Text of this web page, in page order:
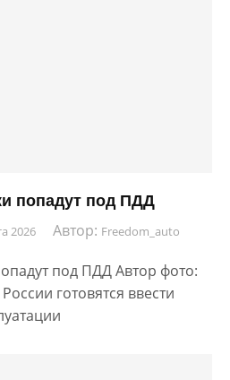
попадут под ПДД
2026 Автор: Freedom_auto
под ПДД Автор фото:
готовятся ввести